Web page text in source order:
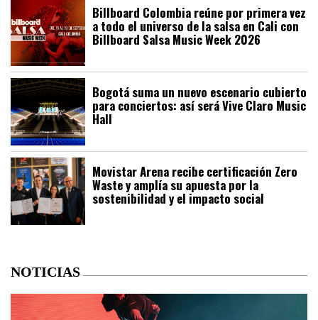
Billboard Colombia reúne por primera vez
a todo el universo de la salsa en Cali con
Billboard Salsa Music Week 2026
Bogotá suma un nuevo escenario cubierto
para conciertos: así será Vive Claro Music
Hall
Movistar Arena recibe certificación Zero
Waste y amplía su apuesta por la
sostenibilidad y el impacto social
NOTICIAS